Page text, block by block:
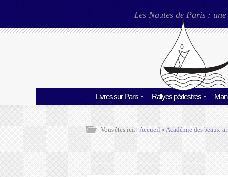
Les Nautes de Paris :
Livres sur Paris Rallyes pédestres
Vous êtes ici: Accueil»Académie des beaux-